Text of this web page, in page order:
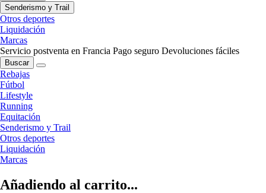
Senderismo y Trail
Otros deportes
Liquidación
Marcas
Servicio postventa en Francia Pago seguro Devoluciones fáciles
Buscar
Rebajas
Fútbol
Lifestyle
Running
Equitación
Senderismo y Trail
Otros deportes
Liquidación
Marcas
Añadiendo al carrito...